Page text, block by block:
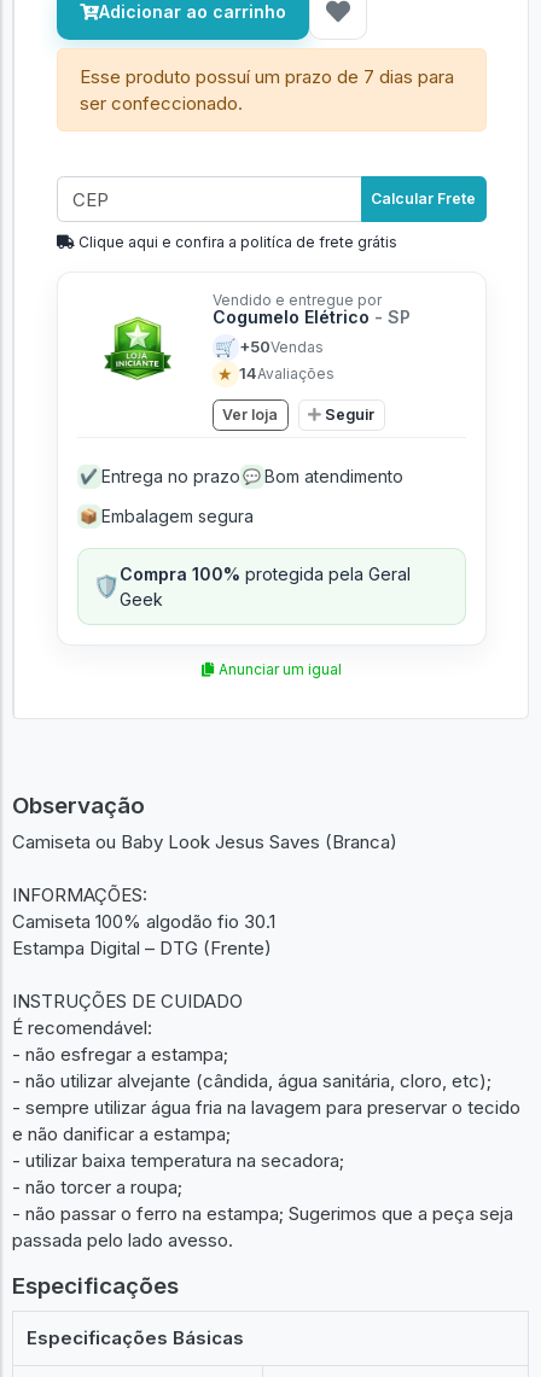
Adicionar ao carrinho
Esse produto possuí um prazo de 7 dias para
ser confeccionado.
Calcular Frete
Clique aqui e confira a politíca de frete grátis
Vendido e entregue por
Cogumelo Elétrico - SP
🛒 +50Vendas
★ 14Avaliações
Ver loja Seguir
✔ Entrega no prazo 💬 Bom atendimento
📦 Embalagem segura
🛡️Compra 100% protegida pela Geral
Geek
Anunciar um igual
Observação
Camiseta ou Baby Look Jesus Saves (Branca)
INFORMAÇÕES:
Camiseta 100% algodão fio 30.1
Estampa Digital – DTG (Frente)
INSTRUÇÕES DE CUIDADO
É recomendável:
- não esfregar a estampa;
- não utilizar alvejante (cândida, água sanitária, cloro, etc);
- sempre utilizar água fria na lavagem para preservar o tecido
e não danificar a estampa;
- utilizar baixa temperatura na secadora;
- não torcer a roupa;
- não passar o ferro na estampa; Sugerimos que a peça seja
passada pelo lado avesso.
Especificações
Especificações Básicas